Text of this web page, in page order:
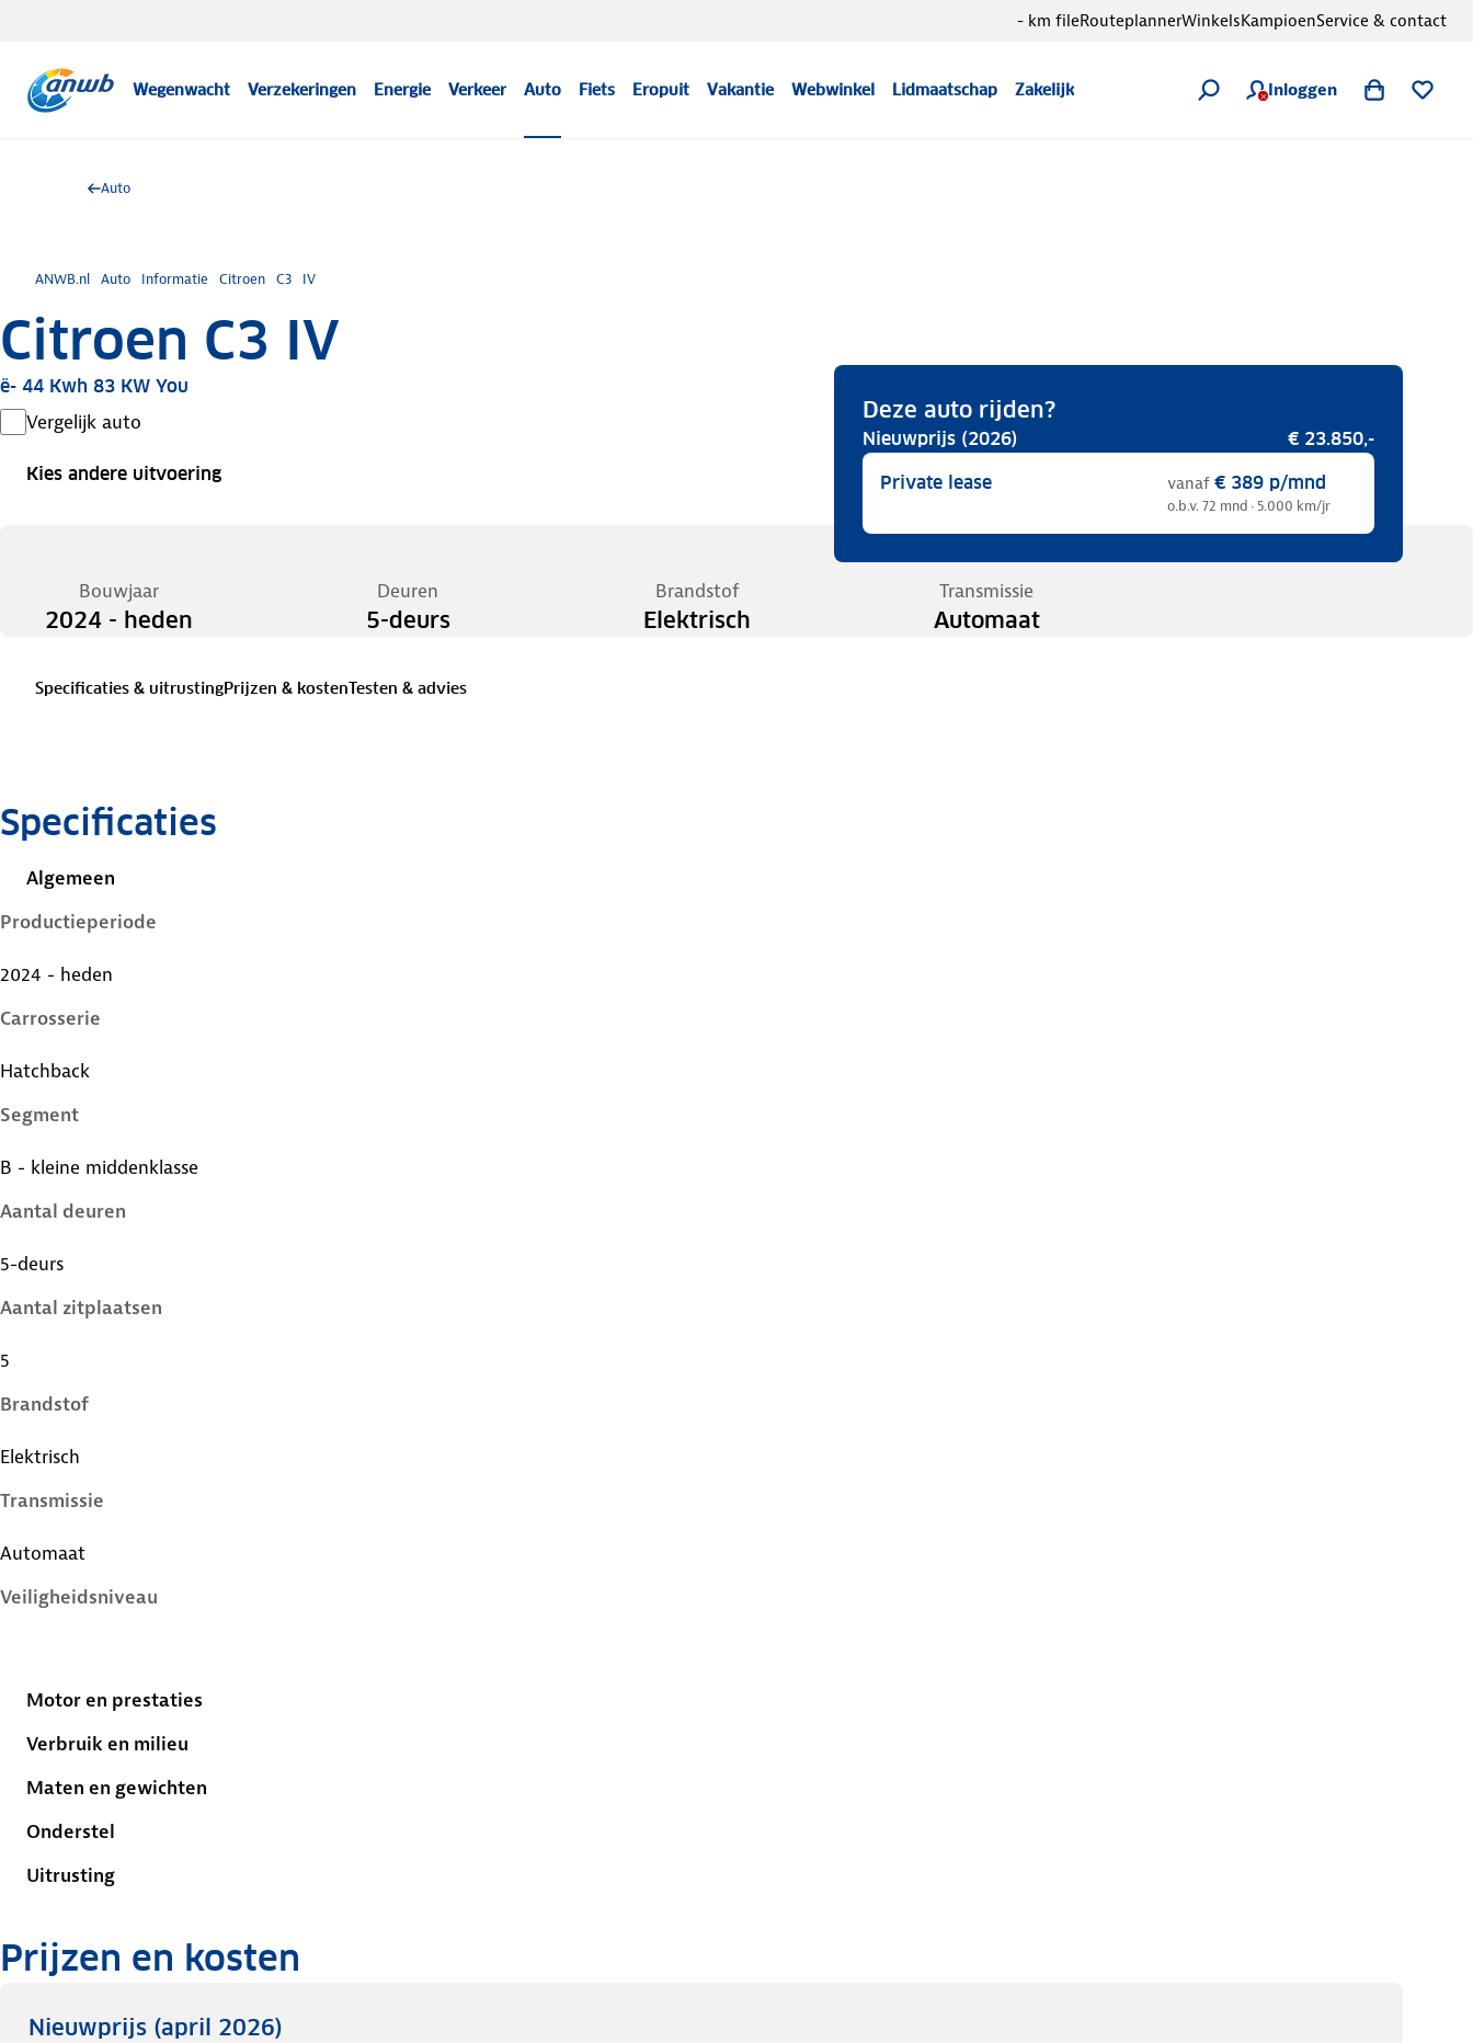
Wegenwacht Verzekeringen Energie Verkeer Auto Fiets Eropuit Vakantie Webwinkel Lidmaatschap Zakelijk Inloggen
- km fileRouteplannerWinkelsKampioenService & contact
Auto
ANWB.nl Auto Informatie Citroen C3 IV
Citroen C3 IV
ë- 44 Kwh 83 KW You
Vergelijk auto
Kies andere uitvoering
Deze auto rijden?
Nieuwprijs (2026)
€ 23.850,-
Private lease
vanaf € 389p/mnd
o.b.v. 72 mnd · 5.000 km/jr
Bouwjaar
2024 - heden
Deuren
5-deurs
Brandstof
Elektrisch
Transmissie
Automaat
Specificaties & uitrustingPrijzen & kostenTesten & advies
Specificaties
Algemeen
Productieperiode
2024 - heden
Carrosserie
Hatchback
Segment
B - kleine middenklasse
Aantal deuren
5-deurs
Aantal zitplaatsen
5
Brandstof
Elektrisch
Transmissie
Automaat
Veiligheidsniveau
Motor en prestaties
Verbruik en milieu
Maten en gewichten
Onderstel
Uitrusting
Prijzen en kosten
Nieuwprijs (april 2026)